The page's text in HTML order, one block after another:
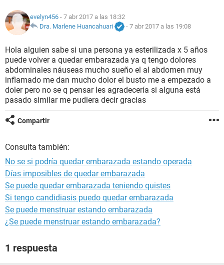
NUTRICIÓN
SEXUALIDAD
GLOSARIO
evelyn456 - 7 abr 2017 a las 18:32
Dra. Marlene Huancahuari
- 7 abr 2017 a las 19:08
Hola alguien sabe si una persona ya esterilizada x 5 años
puede volver a quedar embarazada ya q tengo dolores
abdominales náuseas mucho sueño el al abdomen muy
inflamado me dan mucho dolor el busto me a empezado a
doler pero no se q pensar les agradecería si alguna está
pasado similar me pudiera decir gracias
Compartir
Consulta también:
No se si podría quedar embarazada estando operada
Días imposibles de quedar embarazada
Se puede quedar embarazada teniendo quistes
Si tengo candidiasis puedo quedar embarazada
Se puede menstruar estando embarazada
¿Se puede menstruar estando embarazada?
1 respuesta